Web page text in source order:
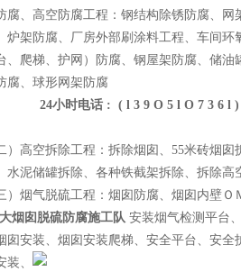
腐、高空防腐工程：钢结构除锈防腐、
炉架防腐、厂房外部刷涂料工程、车间
、爬梯、护网）防腐、钢屋架防腐、储
腐、球形网架防腐
24小时电话 : ( l 3 9 O 5 l O 7 3 6
）高空拆除工程：拆除烟囱、55米砖烟
水泥储罐拆除、各种铁截架拆除、拆除高
）烟气脱硫工程：烟囱防腐、烟囱内壁
烟囱脱硫防腐施工队 安装烟气检测平台
囱安装、烟囱安装爬梯、安全平台、安
装、